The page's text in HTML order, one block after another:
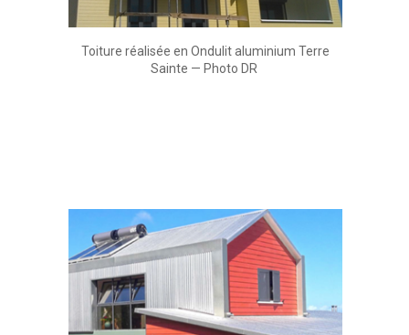
Toiture réalisée en Ondulit aluminium Terre
Sainte — Photo DR